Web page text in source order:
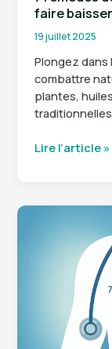
faire
19 juillet 2025
Plongez
combattre
plantes,
7
efficaces
pour
baisser
cholestérol
Lire l’article »